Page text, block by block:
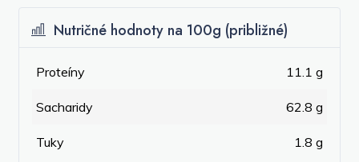
Nutričné hodnoty na 100g (približné)
Proteíny 11.1 g
Sacharidy 62.8 g
Tuky 1.8 g